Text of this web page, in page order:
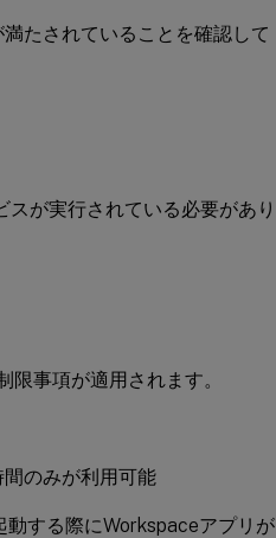
たされていることを確認して
が実行されている必要があり
事項が適用されます。
のみが利用可能
動する際にWorkspaceアプリが